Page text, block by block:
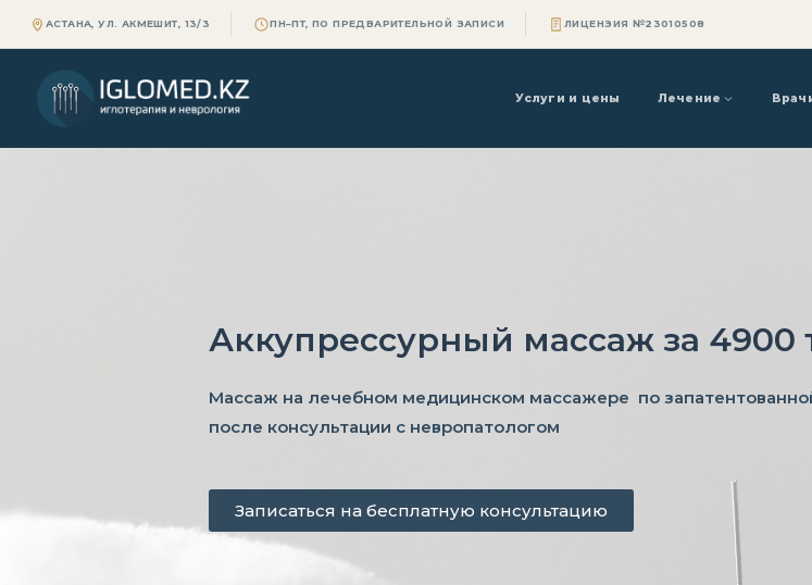
АСТАНА, УЛ. АКМЕШИТ, 13/3 ПН–ПТ, ПО ПРЕДВАРИТЕЛЬНОЙ ЗАПИСИ ЛИЦЕНЗИЯ №23010508
Услуги и цены Лечение
Аккупрессурный массаж за 4900
Массаж на лечебном медицинском массажере по
после консультации с невропатологом
Записаться на бесплатную консультацию